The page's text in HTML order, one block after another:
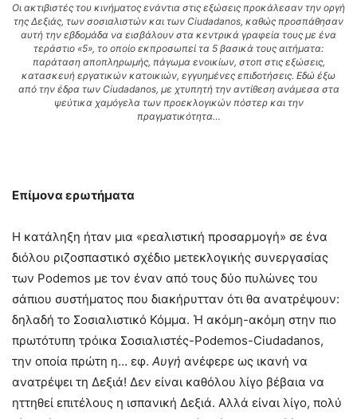
Οι ακτιβιστές του κινήματος ενάντια στις εξώσεις προκάλεσαν την οργή
της Δεξιάς, των σοσιαλιστών και των Ciudadanos, καθώς προσπάθησαν
αυτή την εβδομάδα να εισβάλουν στα κεντρικά γραφεία τους με ένα
τεράστιο «5», το οποίο εκπροσωπεί τα 5 βασικά τους αιτήματα:
παράταση αποπληρωμής, πάγωμα ενοικίων, στοπ στις εξώσεις,
κατασκευή εργατικών κατοικιών, εγγυημένες επιδοτήσεις. Εδώ έξω
από την έδρα των Ciudadanos, με χτυπητή την αντίθεση ανάμεσα στα
ψεύτικα χαμόγελα των προεκλογικών πόστερ και την
πραγματικότητα…
Επίμονα ερωτήματα
Η κατάληξη ήταν μια «ρεαλιστική προσαρμογή» σε ένα
διόλου ριζοσπαστικό σχέδιο μετεκλογικής συνεργασίας
των Podemos με τον έναν από τους δύο πυλώνες του
σάπιου συστήματος που διακήρυτταν ότι θα ανατρέψουν:
δηλαδή το Σοσιαλιστικό Κόμμα. Ή ακόμη-ακόμη στην πιο
πρωτότυπη τρόικα Σοσιαλιστές-Podemos-Ciudadanos,
την οποία πρώτη η… εφ. Αυγή ανέφερε ως ικανή να
ανατρέψει τη Δεξιά! Δεν είναι καθόλου λίγο βέβαια να
ηττηθεί επιτέλους η ισπανική Δεξιά. Αλλά είναι λίγο, πολύ